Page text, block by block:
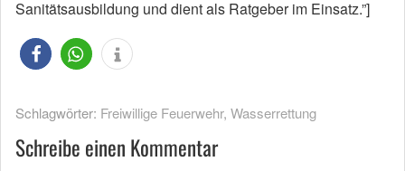
Sanitätsausbildung und dient als Ratgeber im Einsatz.”]
Schlagwörter: Freiwillige Feuerwehr, Wasserrettung
Schreibe einen Kommentar